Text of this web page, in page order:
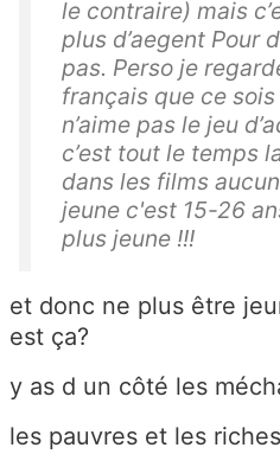
le contraire) mais
plus d’aegent Pour
pas. Perso je
français que ce
n’aime pas le jeu
c’est tout le temps
dans les films
jeune c'est 15-26
plus jeune !!!
et donc ne plus être
est ça?
y as d un côté les
les pauvres et les riches